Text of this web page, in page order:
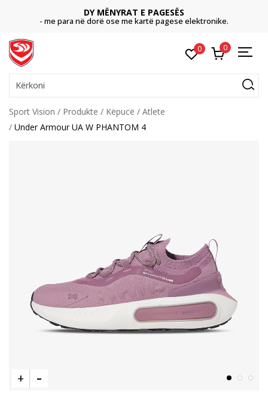
DY MËNYRAT E PAGESËS
- me para në dorë ose me kartë pagese elektronike.
0 0
Kërkoni
Sport Vision Produkte Këpucë
Atlete
Under Armour UA W PHANTOM 4